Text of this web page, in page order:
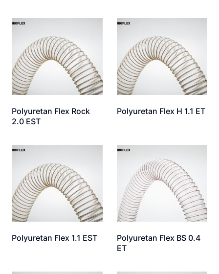
Polyuretan Flex Rock
2.0 EST
Polyuretan Flex H 1.1 ET
Polyuretan Flex 1.1 EST
Polyuretan Flex BS 0.4
ET